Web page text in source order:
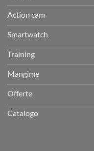
Action cam
Smartwatch
Training
Mangime
Offerte
Catalogo